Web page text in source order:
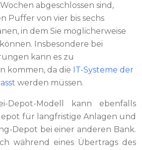
abgeschlossen sind,
Puffer von vier bis sechs
in dem Sie möglicherweise
Insbesondere bei
kann es zu
kommen, da die IT-Systeme der
werden müssen.
Depot-Modell kann ebenfalls
für langfristige Anlagen und
Depot bei einer anderen Bank.
während eines Übertrags des